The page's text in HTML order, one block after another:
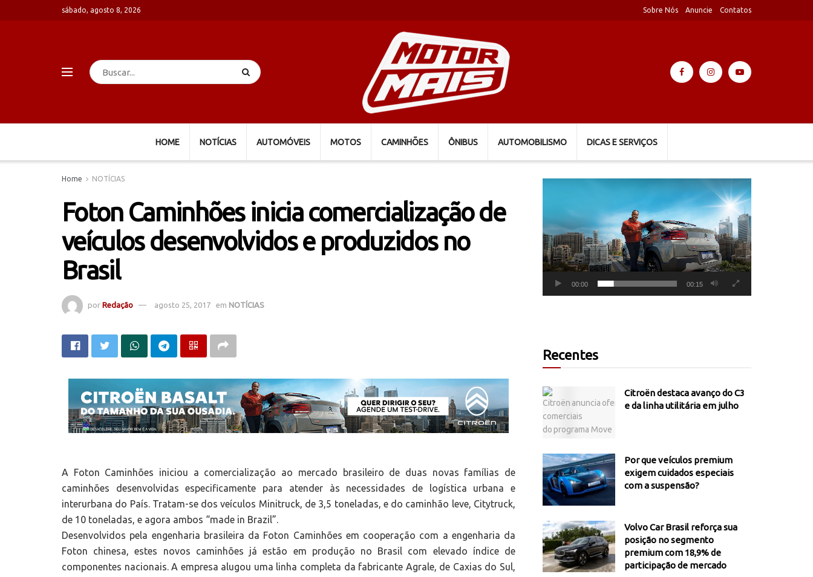
sábado, agosto 8, 2026 Sobre Nós Anuncie Contatos
HOME NOTÍCIAS AUTOMÓVEIS MOTOS CAMINHÕES ÔNIBUS AUTOMOBILISMO DICAS E SERVIÇOS
Home NOTÍCIAS
Foton Caminhões inicia comercialização de
veículos desenvolvidos e produzidos no
Brasil
por Redação agosto 25, 2017 em NOTÍCIAS
A Foton Caminhões iniciou a comercialização ao mercado brasileiro de duas novas famílias de
caminhões desenvolvidas especificamente para atender às necessidades de logística urbana e
interurbana do País. Tratam-se dos veículos Minitruck, de 3,5 toneladas, e do caminhão leve, Citytruck,
de 10 toneladas, e agora ambos “made in Brazil”.
Desenvolvidos pela engenharia brasileira da Foton Caminhões em cooperação com a engenharia da
Foton chinesa, estes novos caminhões já estão em produção no Brasil com elevado índice de
componentes nacionais. A empresa alugou uma linha completa da fabricante Agrale, de Caxias do Sul,
00:00 00:15
Recentes
Citroën destaca avanço do C3
e da linha utilitária em julho
Por que veículos premium
exigem cuidados especiais
com a suspensão?
Volvo Car Brasil reforça sua
posição no segmento
premium com 18,9% de
participação de mercado